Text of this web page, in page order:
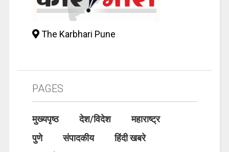
The Karbhari Pune
PAGES
मुख्यपृष्ठ देश/विदेश
महाराष्ट्र
पुणे
संपादकीय
हिंदी खबरे